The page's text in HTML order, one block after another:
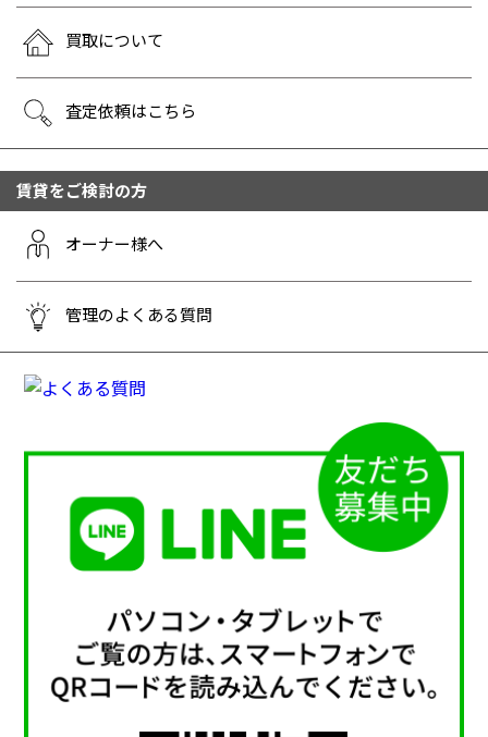
買取について
査定依頼はこちら
賃貸をご検討の方
オーナー様へ
管理のよくある質問